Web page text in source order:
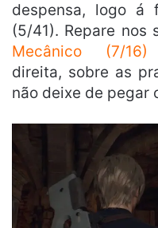
despensa, logo á
(5/41). Repare nos
Mecânico
(7/16)
direita, sobre as
não deixe de pegar